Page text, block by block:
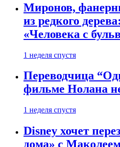
Миронов,
из редкого
«Человека с
1 неделя спустя
Переводчица
фильме Нолана
1 неделя спустя
Disney хочет
дома» с